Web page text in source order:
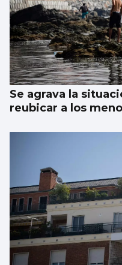
Se agrava la
reubicar a los